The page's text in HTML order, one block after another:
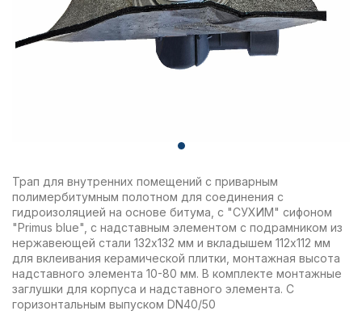
Трап для внутренних помещений с приварным
полимербитумным полотном для соединения с
гидроизоляцией на основе битума, с "СУХИМ" сифоном
"Primus blue", с надставным элементом с подрамником из
нержавеющей стали 132х132 мм и вкладышем 112х112 мм
для вклеивания керамической плитки, монтажная высота
надставного элемента 10-80 мм. В комплекте монтажные
заглушки для корпуса и надставного элемента. С
горизонтальным выпуском DN40/50